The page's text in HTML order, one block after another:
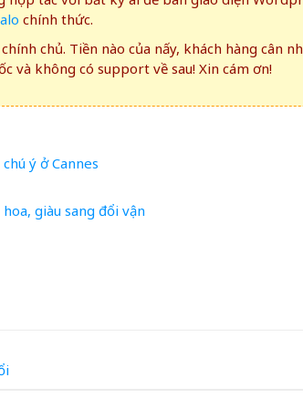
chính thức.
chủ. Tiền nào của nấy, khách hàng cân
và không có support về sau! Xin cám ơn!
ý ở Cannes
giàu sang đổi vận